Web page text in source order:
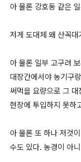
아 물론 강호동 같은
저게 도대체 왜 산꼭
아 물론 일부 고구려
대장간에서야 농기구
써먹을 요량으로 그
현장에 투입하지 못하
아 물론 또 하나 저것
수도 있다. 농경이 아